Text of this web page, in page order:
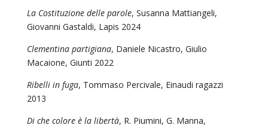
La Costituzione delle parole, Susanna Mattiangeli,
Giovanni Gastaldi, Lapis 2024
Clementina partigiana, Daniele Nicastro, Giulio
Macaione, Giunti 2022
Ribelli in fuga, Tommaso Percivale, Einaudi ragazzi
2013
Di che colore è la libertà, R. Piumini, G. Manna,